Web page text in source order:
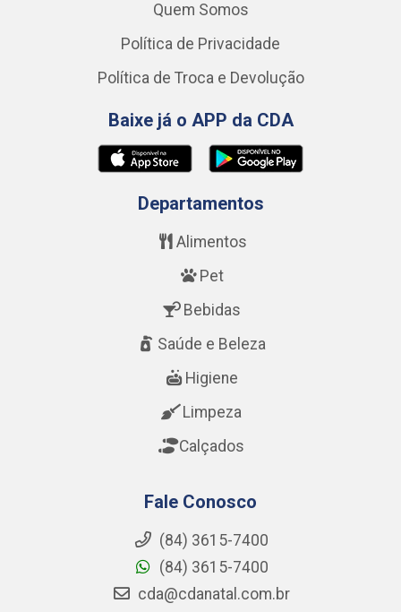
Quem Somos
Política de Privacidade
Política de Troca e Devolução
Baixe já o APP da CDA
Departamentos
Alimentos
Pet
Bebidas
Saúde e Beleza
Higiene
Limpeza
Calçados
Fale Conosco
(84) 3615-7400
(84) 3615-7400
cda@cdanatal.com.br